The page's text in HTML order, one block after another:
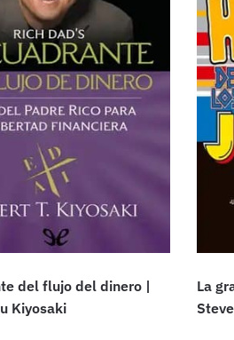
del flujo del dinero |
Kiyosaki
La